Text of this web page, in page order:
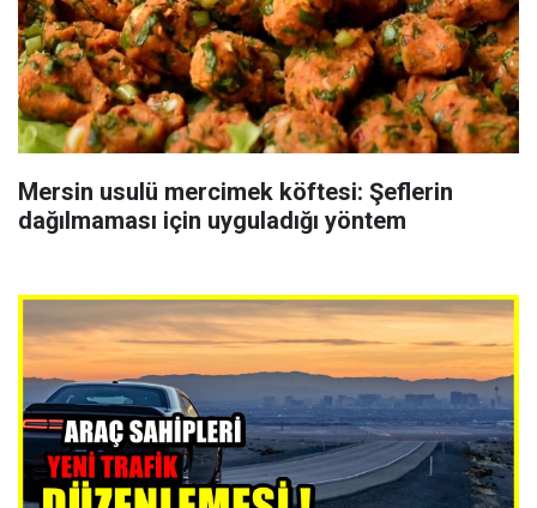
Mersin usulü mercimek köftesi: Şeflerin
dağılmaması için uyguladığı yöntem